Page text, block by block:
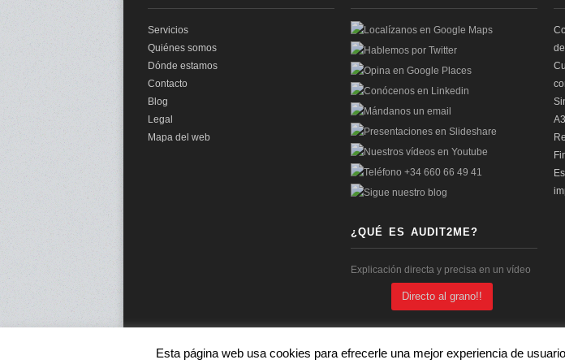
Servicios
Quiénes somos
Dónde estamos
Contacto
Blog
Legal
Mapa del web
¿QUÉ ES AUDIT2ME?
Explicación directa y precisa en un vídeo
Directo al grano!!
© 2026 audit2me | Aviso Legal|
Esta página web usa cookies para efrecerle una mejor experiencia de